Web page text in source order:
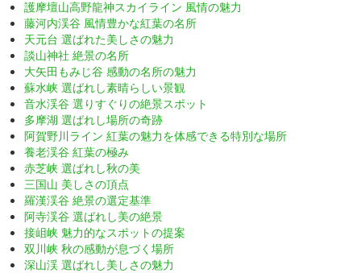
護摩壇山高野龍神スカイライン 風情の魅力
藤河内渓谷 風情豊かな紅葉の名所
天元台 選ばれた美しさの魅力
談山神社 絶景の名所
大矢田もみじ谷 感動の名所の魅力
蘇水峡 選ばれし素晴らしい景観
音水渓谷 選りすぐりの絶景スポット
多摩湖 選ばれし場所の奇跡
阿賀野川ライン 紅葉の魅力を体感できる特別な場所
養老渓谷 紅葉の極み
赤芝峡 選ばれし秋の美
三国山 美しさの頂点
羅漢渓谷 絶景の選定基準
阿寺渓谷 選ばれし美の絶景
接岨峡 魅力的なスポットの提案
双川峡 秋の感動が息づく場所
深山渓 選ばれし美しさの魅力